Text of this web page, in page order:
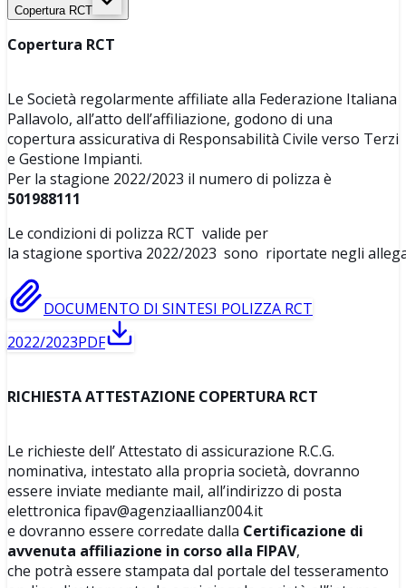
Copertura RCT
Copertura RCT
Le Società regolarmente affiliate alla Federazione Italiana
Pallavolo, all’atto dell’affiliazione, godono di una
copertura assicurativa di Responsabilità Civile verso Terzi
e Gestione Impianti.
Per la stagione 2022/2023 il numero di polizza è
501988111
Le condizioni di polizza RCT valide per
la stagione sportiva 2022/2023 sono riportate negli
DOCUMENTO DI SINTESI POLIZZA RCT
2022/2023PDF
RICHIESTA ATTESTAZIONE COPERTURA RCT
Le richieste dell’ Attestato di assicurazione R.C.G.
nominativa, intestato alla propria società, dovranno
essere inviate mediante mail, all’indirizzo di posta
elettronica fipav@agenziaallianz004.it
e dovranno essere corredate dalla Certificazione di
avvenuta affiliazione in corso alla FIPAV,
che potrà essere stampata dal portale del tesseramento